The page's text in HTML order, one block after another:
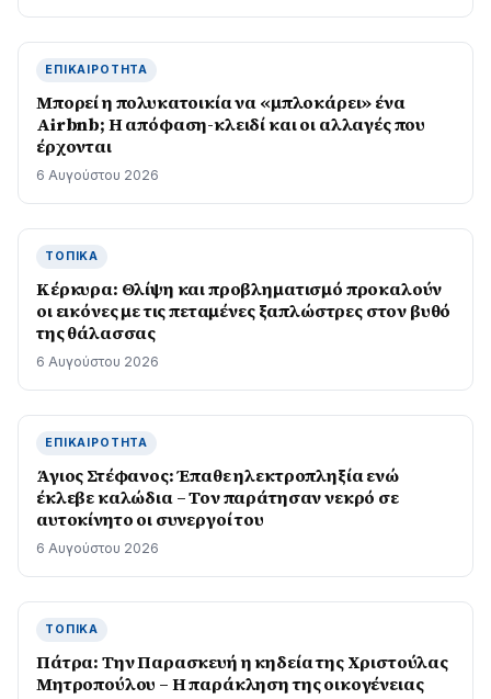
ΕΠΙΚΑΙΡΌΤΗΤΑ
Μπορεί η πολυκατοικία να «μπλοκάρει» ένα
Airbnb; Η απόφαση-κλειδί και οι αλλαγές που
έρχονται
6 Αυγούστου 2026
ΤΟΠΙΚΆ
Κέρκυρα: Θλίψη και προβληματισμό προκαλούν
οι εικόνες με τις πεταμένες ξαπλώστρες στον βυθό
της θάλασσας
6 Αυγούστου 2026
ΕΠΙΚΑΙΡΌΤΗΤΑ
Άγιος Στέφανος: Έπαθε ηλεκτροπληξία ενώ
έκλεβε καλώδια – Τον παράτησαν νεκρό σε
αυτοκίνητο οι συνεργοί του
6 Αυγούστου 2026
ΤΟΠΙΚΆ
Πάτρα: Την Παρασκευή η κηδεία της Χριστούλας
Μητροπούλου – Η παράκληση της οικογένειας